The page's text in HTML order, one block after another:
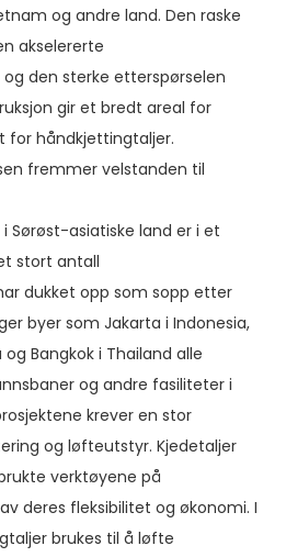
og andre land. Den raske
akselererte
den sterke etterspørselen
gir et bredt areal for
for håndkjettingtaljer.
fremmer velstanden til
Sørøst-asiatiske land er i et
stort antall
dukket opp som sopp etter
byer som Jakarta i Indonesia,
Bangkok i Thailand alle
og andre fasiliteter i
krever en stor
og løfteutstyr. Kjedetaljer
verktøyene på
deres fleksibilitet og økonomi. I
brukes til å løfte